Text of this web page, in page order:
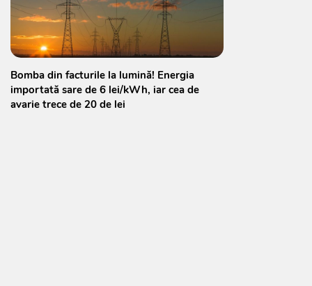
Bomba din facturile la lumină! Energia
importată sare de 6 lei/kWh, iar cea de
avarie trece de 20 de lei